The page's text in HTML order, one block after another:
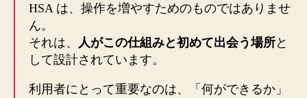
HSA は、操作を増やすためのものではありませ
ん。
それは、
人がこの仕組みと初めて出会う場所と
して設計されています。
利用者にとって重要なのは、「何ができるか」